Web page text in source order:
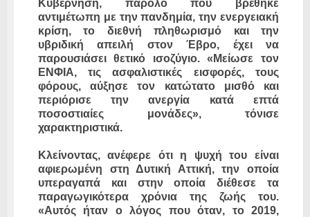
Κυβέρνηση, παρόλο που βρέθηκε
αντιμέτωπη με την πανδημία, την ενεργειακή
κρίση, το διεθνή πληθωρισμό και την
υβριδική απειλή στον Έβρο, έχει να
παρουσιάσει θετικό ισοζύγιο. «Μείωσε τον
ΕΝΦΙΑ, τις ασφαλιστικές εισφορές, τους
φόρους, αύξησε τον κατώτατο μισθό και
περιόρισε την ανεργία κατά επτά
ποσοστιαίες μονάδες», τόνισε
χαρακτηριστικά.
Κλείνοντας, ανέφερε ότι η ψυχή του είναι
αφιερωμένη στη Δυτική Αττική, την οποία
υπεραγαπά και στην οποία διέθεσε τα
παραγωγικότερα χρόνια της ζωής του.
«Αυτός ήταν ο λόγος που όταν, το 2019,